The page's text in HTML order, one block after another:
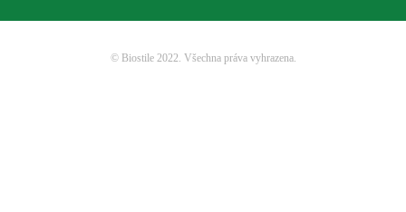
© Biostile 2022. Všechna práva vyhrazena.